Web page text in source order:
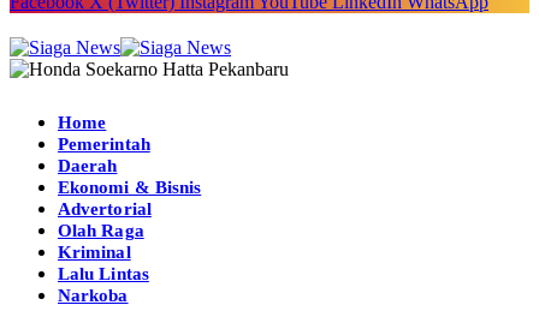
Home
Pemerintah
Daerah
Ekonomi & Bisnis
Advertorial
Olah Raga
Kriminal
Lalu Lintas
Narkoba